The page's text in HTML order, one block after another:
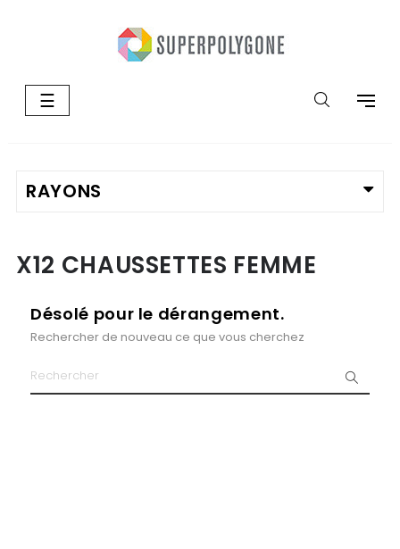
Basculer
la
☰
X12 CHAUSSETTES FEMME
Désolé pour le dérangement.
Rechercher de nouveau ce que vous cherchez